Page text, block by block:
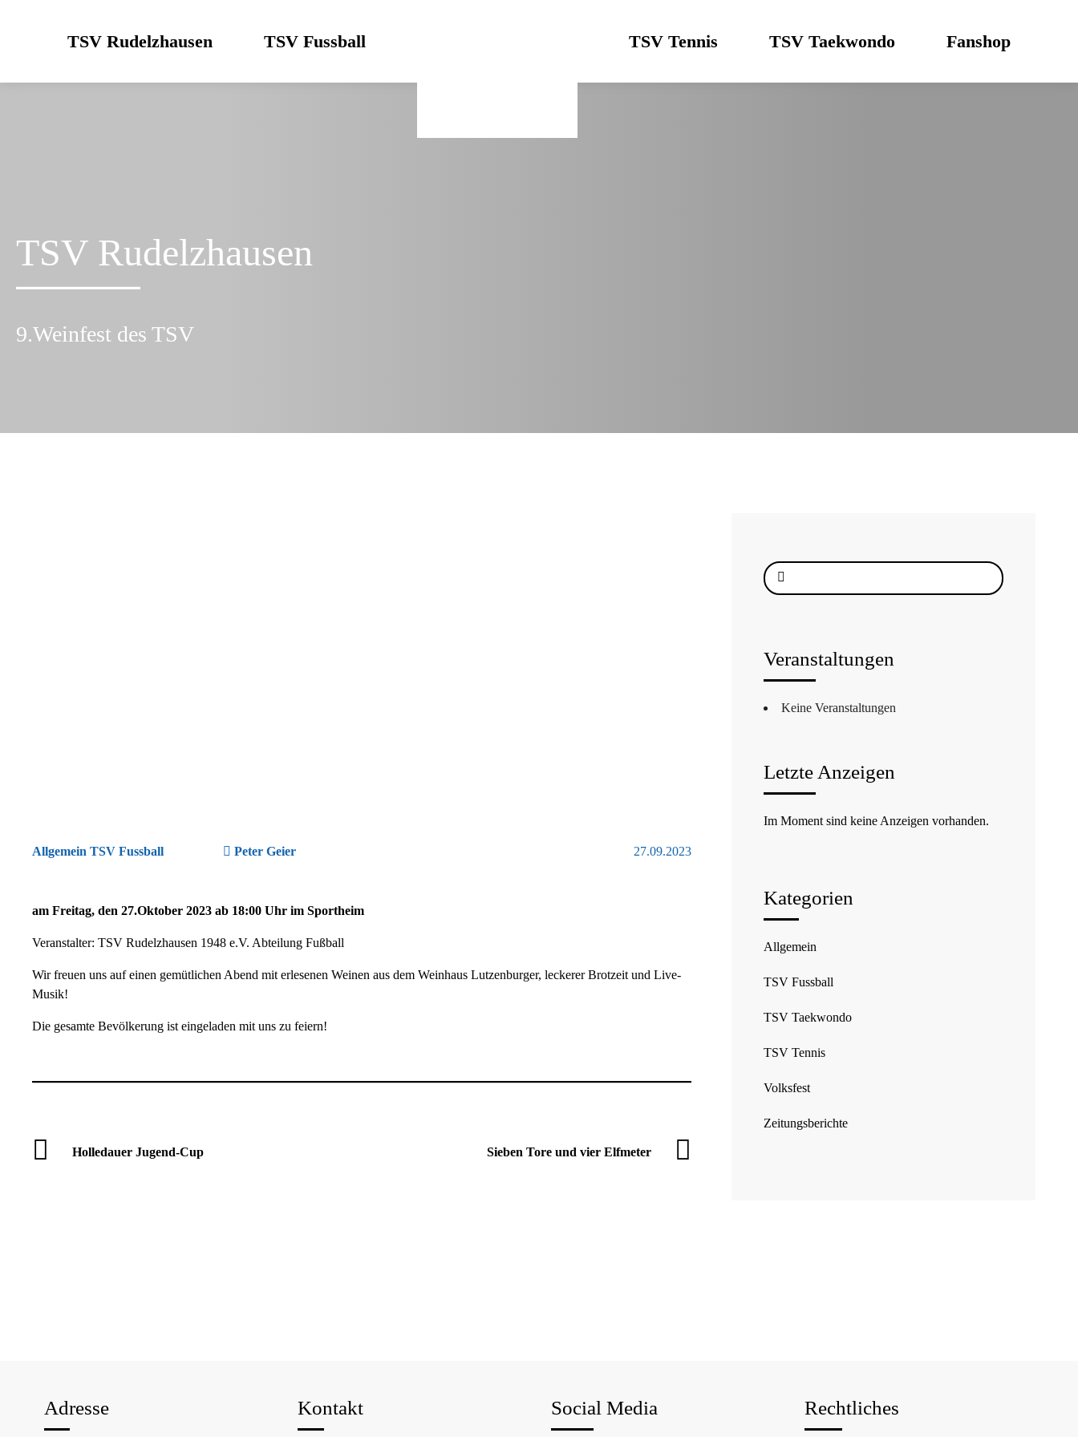
TSV Rudelzhausen TSV Fussball TSV Tennis TSV Taekwondo Fanshop
TSV Rudelzhausen
9.Weinfest des TSV
Allgemein TSV Fussball Peter Geier 27.09.2023
am Freitag, den 27.Oktober 2023 ab 18:00 Uhr im Sportheim
Veranstalter: TSV Rudelzhausen 1948 e.V. Abteilung Fußball
Wir freuen uns auf einen gemütlichen Abend mit erlesenen Weinen aus dem Weinhaus Lutzenburger, leckerer Brotzeit und Live-
Musik!
Die gesamte Bevölkerung ist eingeladen mit uns zu feiern!
Holledauer Jugend-Cup Sieben Tore und vier Elfmeter
Suche
nach:
Veranstaltungen
Keine Veranstaltungen
Letzte Anzeigen
Im Moment sind keine Anzeigen vorhanden.
Kategorien
Allgemein
TSV Fussball
TSV Taekwondo
TSV Tennis
Volksfest
Zeitungsberichte
Adresse Kontakt Social Media Rechtliches